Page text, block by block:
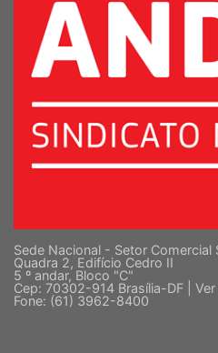
Sede Nacional - Setor Comercial
Quadra 2, Edifício Cedro II
5 º andar, Bloco "C"
Cep: 70302-914 Brasília-DF |
Fone: (61) 3962-8400